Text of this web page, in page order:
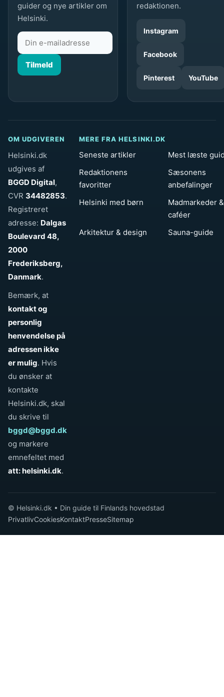
guider og nye artikler om
Helsinki.
Tilmeld
redaktionen.
Instagram
Facebook
Pinterest YouTube
OM UDGIVEREN
Helsinki.dk
udgives af
BGGD Digital,
CVR 34482853.
Registreret
adresse: Dalgas
Boulevard 48,
2000
Frederiksberg,
Danmark.
Bemærk, at
kontakt og
personlig
henvendelse på
adressen ikke
er mulig. Hvis
du ønsker at
kontakte
Helsinki.dk, skal
du skrive til
bggd@bggd.dk
og markere
emnefeltet med
att: helsinki.dk.
MERE FRA HELSINKI.DK
Seneste artikler
Mest læste
Redaktionens
favoritter
Sæsonens
anbefalinger
Helsinki med børn
Madmarkeder &
caféer
Arkitektur & design
Sauna-guide
© Helsinki.dk • Din guide til Finlands hovedstad
PrivatlivCookiesKontaktPresseSitemap